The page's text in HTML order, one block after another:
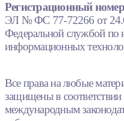
Регистрационный
ЭЛ № ФС 77-72266 от
Федеральной службой по
информационных
Все права на любые
защищены в
международным